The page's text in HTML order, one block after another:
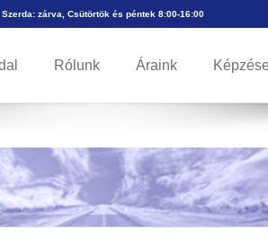
zárva, Csütörtök és péntek 8:00-16:00
Rólunk Áraink